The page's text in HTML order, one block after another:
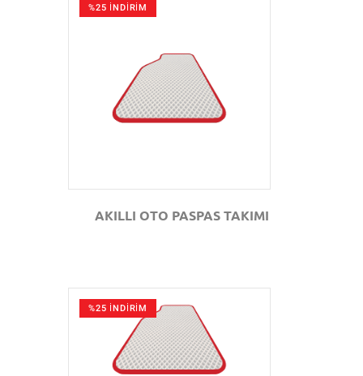
%25 İNDİRİM
GÖZAT
AKILLI OTO PASPAS TAKIMI
%25 İNDİRİM